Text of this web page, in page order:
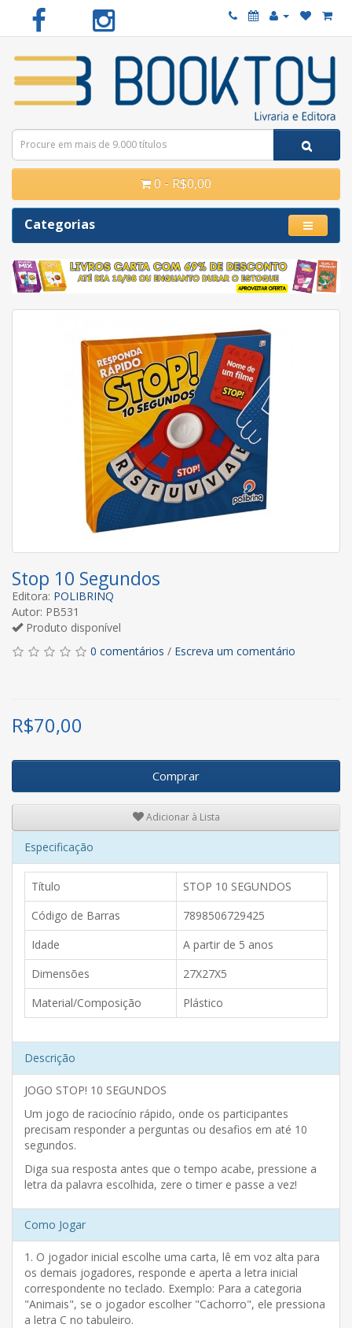
0 - R$0,00
Categorias
Stop 10 Segundos
Editora: POLIBRINQ
Autor: PB531
Produto disponível
0 comentários / Escreva um comentário
R$70,00
Comprar
Adicionar à Lista
Especificação
Título
STOP 10 SEGUNDOS
Código de Barras
7898506729425
Idade
A partir de 5 anos
Dimensões
27X27X5
Material/Composição
Plástico
Descrição
JOGO STOP! 10 SEGUNDOS
Um jogo de raciocínio rápido, onde os participantes
precisam responder a perguntas ou desafios em até 10
segundos.
Diga sua resposta antes que o tempo acabe, pressione a
letra da palavra escolhida, zere o timer e passe a vez!
Como Jogar
1. O jogador inicial escolhe uma carta, lê em voz alta para
os demais jogadores, responde e aperta a letra inicial
correspondente no teclado. Exemplo: Para a categoria
"Animais", se o jogador escolher "Cachorro", ele pressiona
a letra C no tabuleiro.